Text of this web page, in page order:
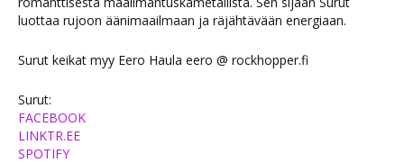
luottaa rujoon äänimaailmaan ja räjähtävään energiaan.
Surut keikat myy Eero Haula eero @ rockhopper.fi
Surut:
FACEBOOK
LINKTR.EE
SPOTIFY